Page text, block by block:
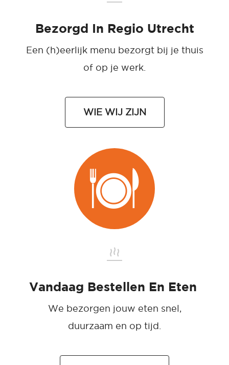
Bezorgd In Regio Utrecht
Een (h)eerlijk menu bezorgt bij je thuis
of op je werk.
WIE WIJ ZIJN
Vandaag Bestellen En Eten
We bezorgen jouw eten snel,
duurzaam en op tijd.